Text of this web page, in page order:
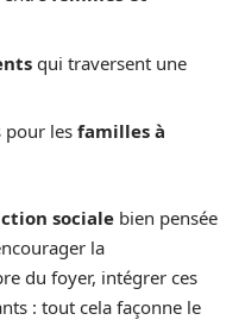
qui traversent une
pour les familles à
sociale bien pensée
la
du foyer, intégrer ces
: tout cela façonne le